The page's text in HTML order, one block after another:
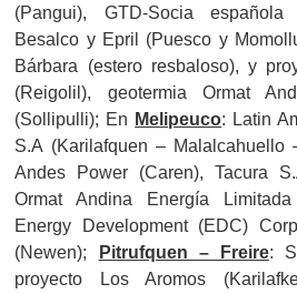
(Pangui), GTD-Socia española
Besalco y Epril (Puesco y
Bárbara (estero resbaloso), y
(Reigolil), geotermia Ormat
(Sollipulli); En Melipeuco: Latin
S.A (Karilafquen – Malalcahuello
Andes Power (Caren), Tacura
Ormat Andina Energía
Energy Development (EDC)
(Newen);
Pitrufquen – Freire:
proyecto Los Aromos